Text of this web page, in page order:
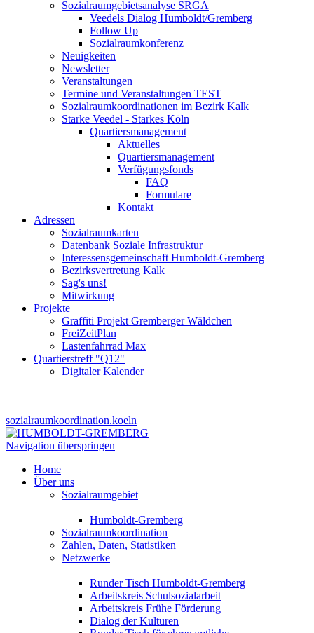
Sozialraumgebietsanalyse SRGA
Veedels Dialog Humboldt/Gremberg
Follow Up
Sozialraumkonferenz
Neuigkeiten
Newsletter
Veranstaltungen
Termine und Veranstaltungen TEST
Sozialraumkoordinationen im Bezirk Kalk
Starke Veedel - Starkes Köln
Quartiersmanagement
Aktuelles
Quartiersmanagement
Verfügungsfonds
FAQ
Formulare
Kontakt
Adressen
Sozialraumkarten
Datenbank Soziale Infrastruktur
Interessensgemeinschaft Humboldt-Gremberg
Bezirksvertretung Kalk
Sag's uns!
Mitwirkung
Projekte
Graffiti Projekt Gremberger Wäldchen
FreiZeitPlan
Lastenfahrrad Max
Quartierstreff "Q12"
Digitaler Kalender
sozialraumkoordination.koeln
Navigation überspringen
Home
Über uns
Sozialraumgebiet
Humboldt-Gremberg
Sozialraumkoordination
Zahlen, Daten, Statistiken
Netzwerke
Runder Tisch Humboldt-Gremberg
Arbeitskreis Schulsozialarbeit
Arbeitskreis Frühe Förderung
Dialog der Kulturen